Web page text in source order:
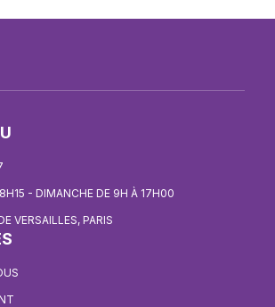
- DIMANCHE DE 9H À 17H00
VERSAILLES, PARIS